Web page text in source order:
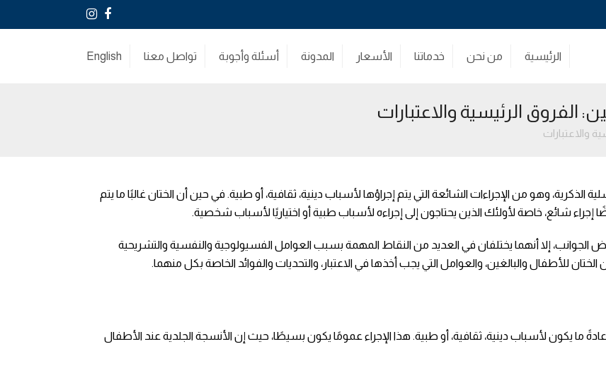
Facebook
الرئيسية من نحن خدماتنا الأسعار المدونة أسئلة وأجوبة تواصل معنا English
الفروق الرئيسية والاعتبارات
والاعتبارات
الذكرية، وهو من الإجراءات الشائعة التي يتم إجراؤها لأسباب دينية، ثقافية، أو طبية. في حين أن الختان غالبًا ما يتم
إجراء شائع، خاصة لأولئك الذين يحتاجون إلى إجراءه لأسباب طبية أو اختياريًا لأسباب شخصية.
الجوانب، إلا أنهما يختلفان في العديد من النقاط المهمة بسبب العوامل الفسيولوجية والنفسية والتشريحية
للأطفال والبالغين، والعوامل التي يجب أخذها في الاعتبار، والتحديات والفوائد الخاصة بكل منهما.
ما يكون لأسباب دينية، ثقافية، أو طبية. هذا الإجراء عمومًا يكون بسيطًا، حيث إن الأنسجة الجلدية عند الأطفال